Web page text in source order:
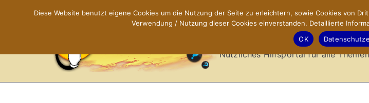
X-Sites.de –
Nützliches Hilfsportal für alle Themen
Diese Website benutzt eigene Cookies um die Nutzung der Seite zu erleichtern, sowie Cookies von
Verwendung / Nutzung dieser Cookies einverstanden. Detaillierte
OK